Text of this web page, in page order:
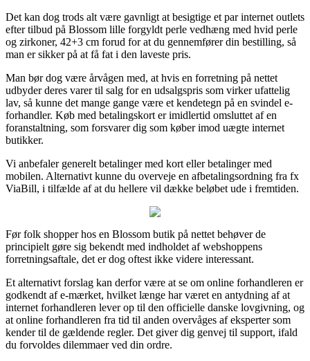
Det kan dog trods alt være gavnligt at besigtige et par internet outlets
efter tilbud på Blossom lille forgyldt perle vedhæng med hvid perle
og zirkoner, 42+3 cm forud for at du gennemfører din bestilling, så
man er sikker på at få fat i den laveste pris.
Man bør dog være årvågen med, at hvis en forretning på nettet
udbyder deres varer til salg for en udsalgspris som virker ufattelig
lav, så kunne det mange gange være et kendetegn på en svindel e-
forhandler. Køb med betalingskort er imidlertid omsluttet af en
foranstaltning, som forsvarer dig som køber imod uægte internet
butikker.
Vi anbefaler generelt betalinger med kort eller betalinger med
mobilen. Alternativt kunne du overveje en afbetalingsordning fra fx
ViaBill, i tilfælde af at du hellere vil dække beløbet ude i fremtiden.
Før folk shopper hos en Blossom butik på nettet behøver de
principielt gøre sig bekendt med indholdet af webshoppens
forretningsaftale, det er dog oftest ikke videre interessant.
Et alternativt forslag kan derfor være at se om online forhandleren er
godkendt af e-mærket, hvilket længe har været en antydning af at
internet forhandleren lever op til den officielle danske lovgivning, og
at online forhandleren fra tid til anden overvåges af eksperter som
kender til de gældende regler. Det giver dig genvej til support, ifald
du forvoldes dilemmaer ved din ordre.